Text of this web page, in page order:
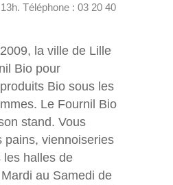
Téléphone : 03 20 40
la ville de Lille
Bio pour
Bio sous les
Le Fournil Bio
stand. Vous
pains, viennoiseries
les halles de
au Samedi de